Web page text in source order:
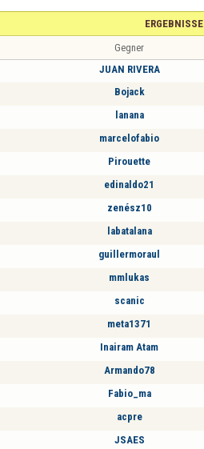
ERGEBNISSE
Gegner
JUAN RIVERA
Bojack
lanana
marcelofabio
Pirouette
edinaldo21
zenész10
labatalana
guillermoraul
mmlukas
scanic
meta1371
Inairam Atam
Armando78
Fabio_ma
acpre
JSAES